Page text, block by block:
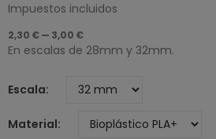
Impuestos incluidos
2,30 € — 3,00 €
En escalas de 28mm y 32mm.
Escala
Material